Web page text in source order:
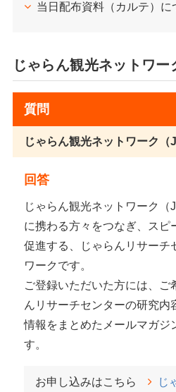
当日配布資料（カルテ）に
じゃらん観光ネットワ
質問
じゃらん観光ネットワーク（
回答
じゃらん観光ネットワーク（
に携わる方々をつなぎ、スピ
促進する、じゃらんリサーチ
ワークです。
ご登録いただいた方には、ご
んリサーチセンターの研究内
情報をまとめたメールマガジ
す。
お申し込みはこちら
じ